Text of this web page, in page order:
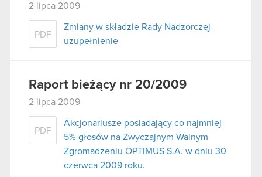
2 lipca 2009
PDF
Zmiany w składzie Rady Nadzorczej-
uzupełnienie
Raport bieżący nr 20/2009
2 lipca 2009
PDF
Akcjonariusze posiadający co najmniej
5% głosów na Zwyczajnym Walnym
Zgromadzeniu OPTIMUS S.A. w dniu 30
czerwca 2009 roku.